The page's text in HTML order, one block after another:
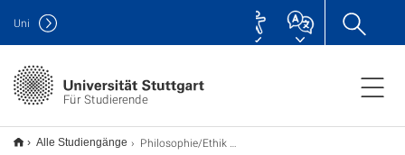
Für Studierende
Uni
Alle Studiengänge Philosophie/Ethik M.Ed. (Erweiterung), Lehramt